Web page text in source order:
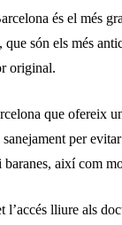
és el més
són els més
original.
que ofereix
per
així com
lliure als